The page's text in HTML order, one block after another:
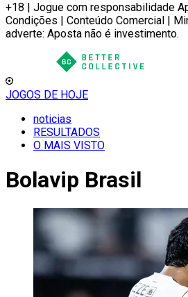
+18 | Jogue com responsabilidade
Condições | Conteúdo Comercial |
adverte: Aposta não é investimento.
JOGOS DE HOJE
noticias
RESULTADOS
O MAIS VISTO
Bolavip Brasil